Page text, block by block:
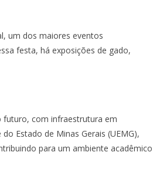
um dos maiores eventos
festa, há exposições de gado,
futuro, com infraestrutura em
Estado de Minas Gerais (UEMG),
para um ambiente acadêmico